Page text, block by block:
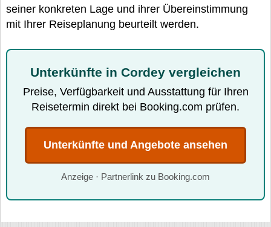
seiner konkreten Lage und ihrer Übereinstimmung
mit Ihrer Reiseplanung beurteilt werden.
Unterkünfte in Cordey vergleichen
Preise, Verfügbarkeit und Ausstattung für Ihren
Reisetermin direkt bei Booking.com prüfen.
Unterkünfte und Angebote ansehen
Anzeige · Partnerlink zu Booking.com